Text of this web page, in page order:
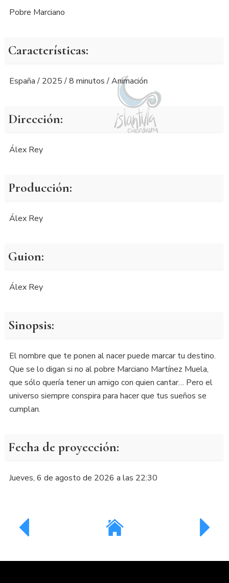
Pobre Marciano
Características:
España / 2025 / 8 minutos / Animación
Dirección:
Álex Rey
Producción:
Álex Rey
Guion:
Álex Rey
Sinopsis:
El nombre que te ponen al nacer puede marcar tu destino.
Que se lo digan si no al pobre Marciano Martínez Muela,
que sólo quería tener un amigo con quien cantar… Pero el
universo siempre conspira para hacer que tus sueños se
cumplan.
Fecha de proyección:
Jueves, 6 de agosto de 2026 a las 22:30